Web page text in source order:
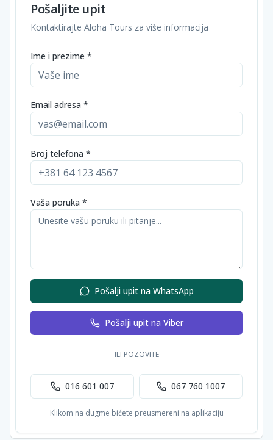
Pošaljite upit
Kontaktirajte Aloha Tours za više informacija
Ime i prezime *
Email adresa *
Broj telefona *
Vaša poruka *
Pošalji upit na WhatsApp
Pošalji upit na Viber
ILI POZOVITE
016 601 007 067 760 1007
Klikom na dugme bićete preusmereni na aplikaciju